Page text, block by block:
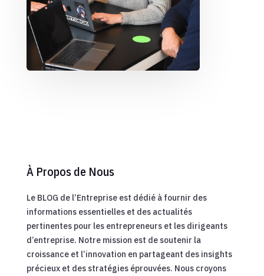
À Propos de Nous
Le BLOG de l’Entreprise est dédié à fournir des
informations essentielles et des actualités
pertinentes pour les entrepreneurs et les dirigeants
d’entreprise. Notre mission est de soutenir la
croissance et l’innovation en partageant des insights
précieux et des stratégies éprouvées. Nous croyons